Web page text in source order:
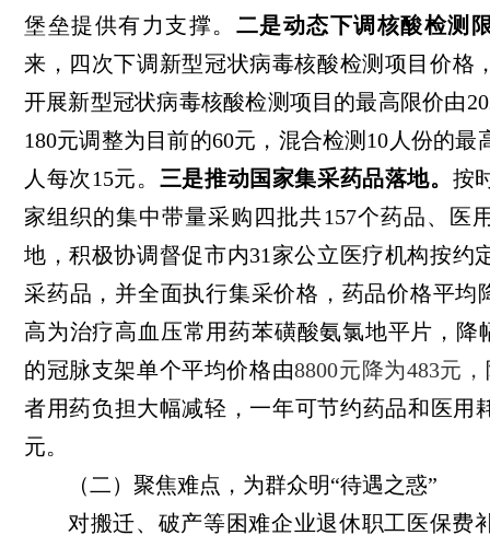
堡垒提供有力支撑。 二是动态下调核酸检测
来，四次下调新型冠状病毒核酸检测项目价格
开展新型冠状病毒核酸检测项目的最高限价由
180元调整为目前的60元，混合检测10人份的最
人每次15元。 三是推动国家集采药品落地。 按
家组织的集中带量采购四批共157个药品、医
地，积极协调督促市内31家公立医疗机构按约
采药品，并全面执行集采价格，药品价格平均
高为治疗高血压常用药苯磺酸氨氯地平片，降
的冠脉支架单个平均价格由8800元降为483元，
者用药负担大幅减轻，一年可节约药品和医用
元。
（二）聚焦难点，为群众明“待遇之惑”
对搬迁、破产等困难企业退休职工医保费